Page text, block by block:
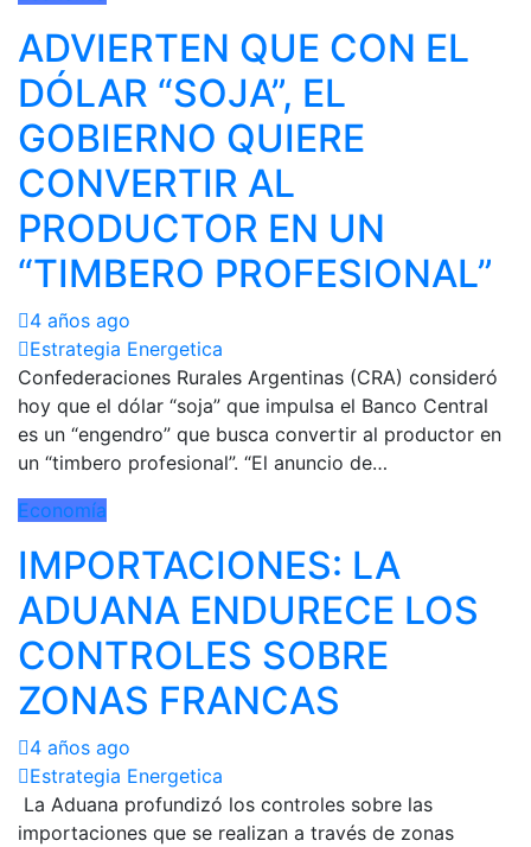
ADVIERTEN QUE CON EL
DÓLAR “SOJA”, EL
GOBIERNO QUIERE
CONVERTIR AL
PRODUCTOR EN UN
“TIMBERO PROFESIONAL”
4 años ago
Estrategia Energetica
Confederaciones Rurales Argentinas (CRA) consideró
hoy que el dólar “soja” que impulsa el Banco Central
es un “engendro” que busca convertir al productor en
un “timbero profesional”. “El anuncio de…
Economía
IMPORTACIONES: LA
ADUANA ENDURECE LOS
CONTROLES SOBRE
ZONAS FRANCAS
4 años ago
Estrategia Energetica
La Aduana profundizó los controles sobre las
importaciones que se realizan a través de zonas